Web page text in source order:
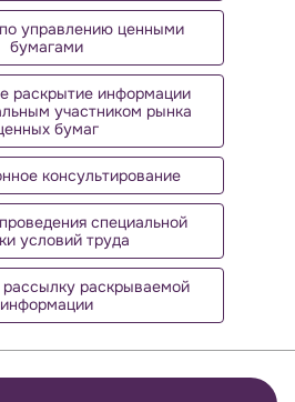
управлению ценными
бумагами
раскрытие информации
участником рынка
бумаг
консультирование
специальной
условий труда
раскрываемой
информации